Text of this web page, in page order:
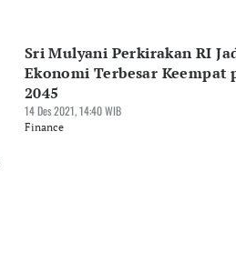
Sri Mulyani Perkirakan RI
Ekonomi Terbesar Keempat
2045
14 Des 2021, 14:40 WIB
Finance